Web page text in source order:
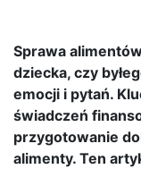
Sprawa
dziecka, czy
emocji i pytań.
świadczeń
przygotowanie
alimenty. Ten